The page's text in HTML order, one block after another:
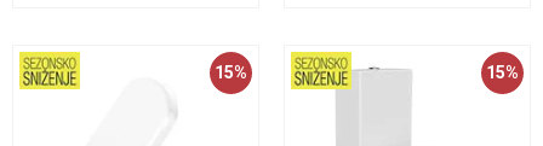
15% 15%